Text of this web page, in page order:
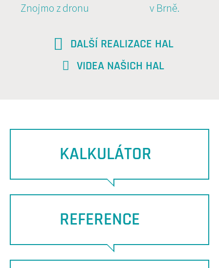
DALŠÍ REALIZACE HAL
VIDEA NAŠICH HAL
KALKULÁTOR
REFERENCE